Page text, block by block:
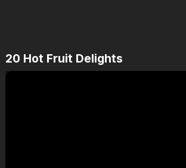
20 Hot Fruit Delights